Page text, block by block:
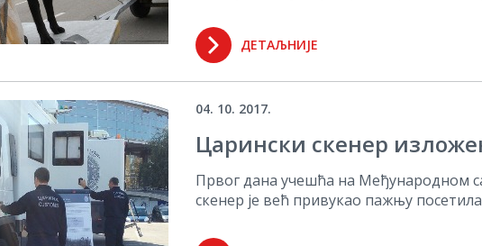
ДЕТАЉНИЈЕ
04. 10. 2017.
Царински скенер
Првог дана учешћа на Међународном
скенер је већ привукао пажњу